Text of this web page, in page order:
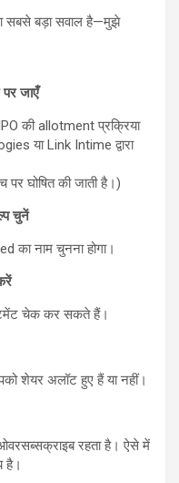
सबसे बड़ा सवाल है—मुझे
जाएँ
की allotment प्रक्रिया
या Link Intime द्वारा
पर घोषित की जाती है।)
चुनें
का नाम चुनना होगा।
चेक कर सकते हैं।
शेयर अलॉट हुए हैं या नहीं।
रहता है। ऐसे में
है।